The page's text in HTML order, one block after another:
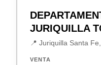
JURIQUILLA
📍 Juriquilla Santa
VENTA